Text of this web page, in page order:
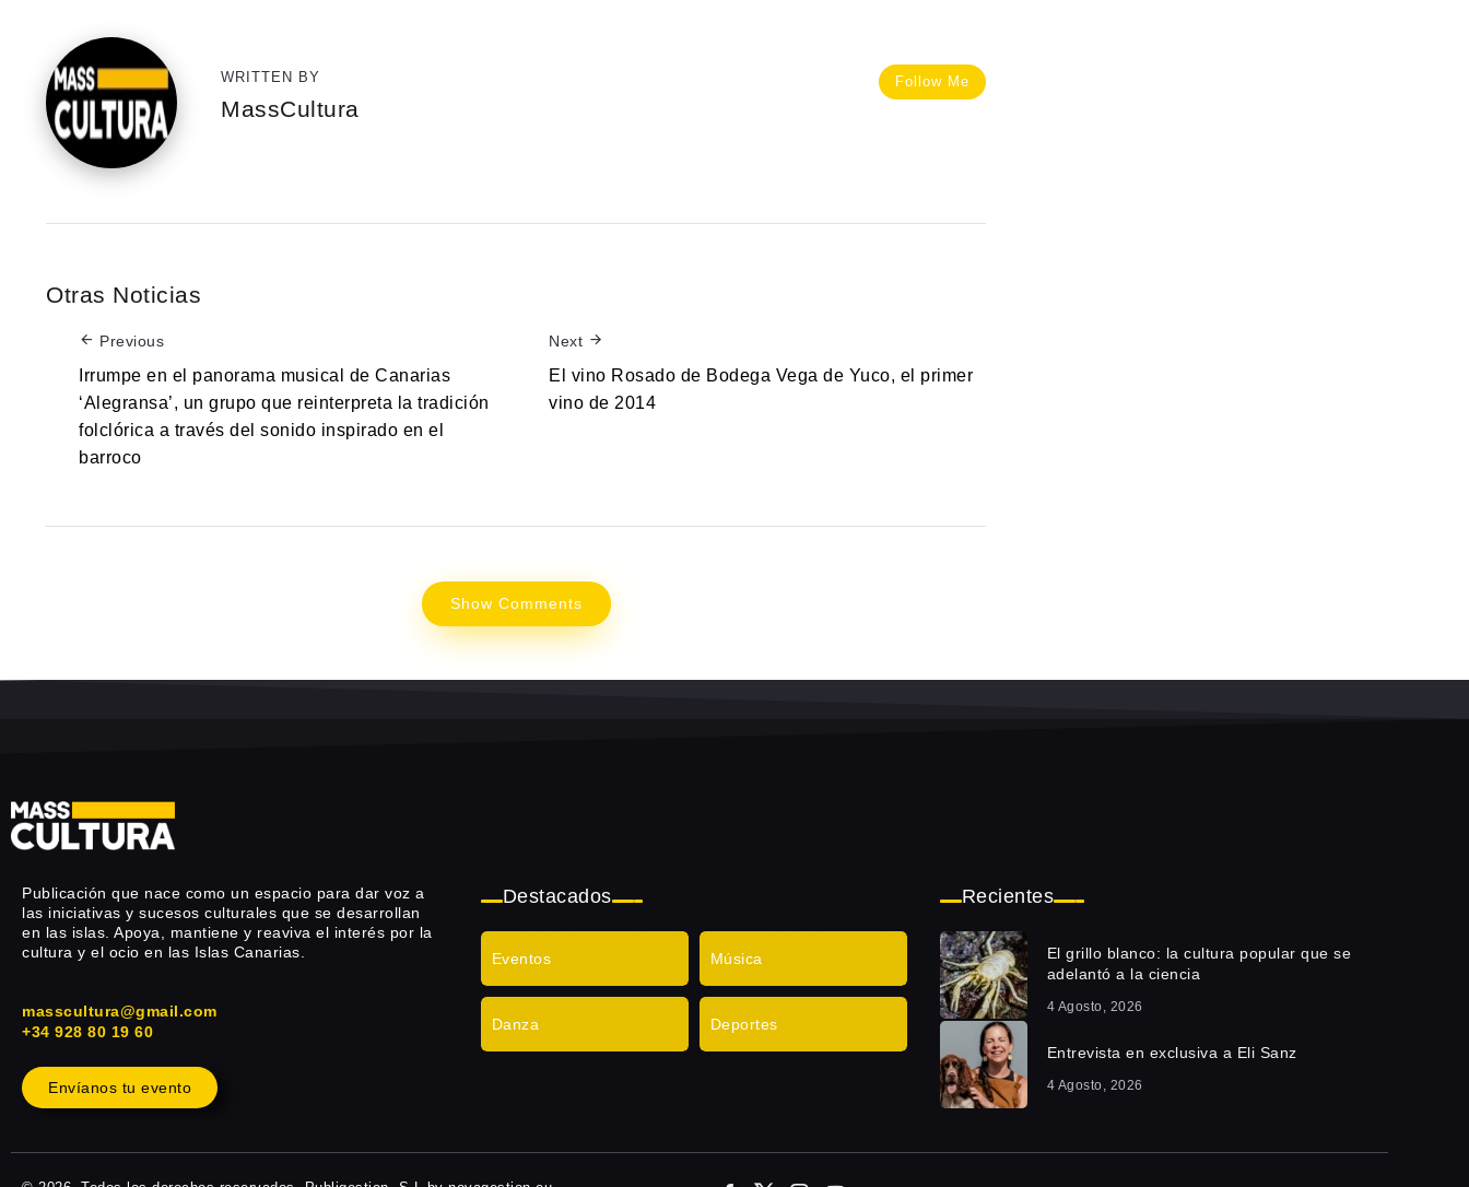
Follow Me
WRITTEN BY
MassCultura
Otras Noticias
Previous
Irrumpe en el panorama musical de Canarias
‘Alegransa’, un grupo que reinterpreta la tradición
folclórica a través del sonido inspirado en el
barroco
Next
El vino Rosado de Bodega Vega de Yuco, el primer
vino de 2014
Show Comments
Publicación que nace como un espacio para dar voz a
las iniciativas y sucesos culturales que se desarrollan
en las islas. Apoya, mantiene y reaviva el interés por la
cultura y el ocio en las Islas Canarias.
masscultura@gmail.com
+34 928 80 19 60
Envíanos tu evento
Destacados
Eventos Música
Danza Deportes
Recientes
El grillo blanco: la cultura popular que se
adelantó a la ciencia
4 Agosto, 2026
Entrevista en exclusiva a Eli Sanz
4 Agosto, 2026